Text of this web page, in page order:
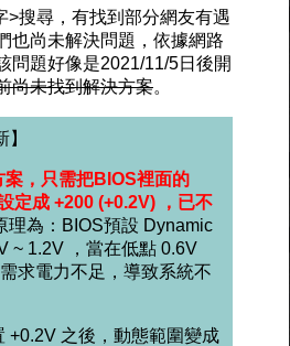
>搜尋，有找到部分網友有遇
也尚未解決問題，依據網路
問題好像是2021/11/5日後開
尚未找到解決方案。
案，只需把BIOS裡面的
定成 +200 (+0.2V) ，已不
理為：BIOS預設 Dynamic
~ 1.2V ，當在低點 0.6V
求電力不足，導致系統不
+0.2V 之後，動態範圍變成